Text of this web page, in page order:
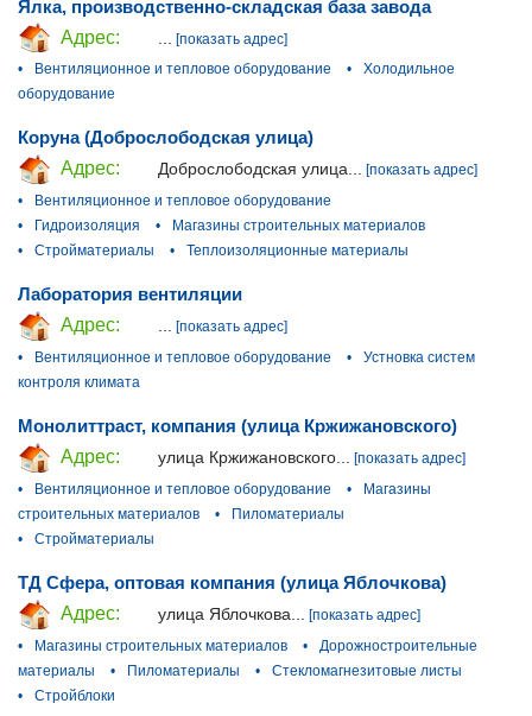
Ялка, производственно-складская база завода
Адрес:
[показать адрес]
•
Вентиляционное и тепловое оборудование •
Холодильное
оборудование
Коруна (Доброслободская улица)
Адрес:
Доброслободская улица... [показать адрес]
•
Вентиляционное и тепловое оборудование
•
Гидроизоляция •
Магазины строительных материалов
•
Стройматериалы • Теплоизоляционные материалы
Лаборатория вентиляции
Адрес:
... [показать адрес]
•
Вентиляционное и тепловое оборудование •
Устновка систем
контроля климата
Монолиттраст, компания (улица Кржижановского)
Адрес:
улица Кржижановского...
[показать адрес]
•
Вентиляционное и тепловое оборудование •
Магазины
строительных материалов
•
Пиломатериалы
•
Стройматериалы
ТД Сфера, оптовая компания (улица Яблочкова)
Адрес:
улица Яблочкова...
[показать адрес]
•
Магазины строительных материалов •
Дорожностроительные
материалы
• Пиломатериалы •
Стекломагнезитовые листы
•
Стройблоки